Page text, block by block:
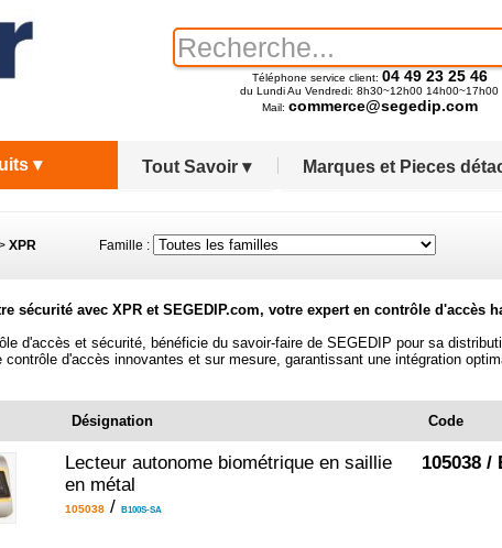
Téléphone service client: 04 49 23 25 46
du Lundi Au Vendredi: 8h30~12h00 14h00~17h00
Mail: commerce@segedip.com
Tout Savoir ▾ Marques et Pieces
▾
XPRFamille :
sécurité avec XPR et SEGEDIP.com, votre expert en contrôle d'accès
d'accès et sécurité, bénéficie du savoir-faire de SEGEDIP pour sa
d'accès innovantes et sur mesure, garantissant une intégration
Désignation Code
Lecteur autonome biométrique en saillie
en métal
105038/ B100S-SA
105038 /